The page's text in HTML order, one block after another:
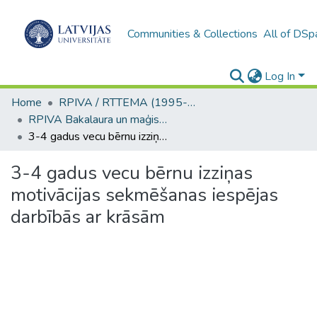
Communities & Collections All of
Log In
Home
RPIVA / RTTEMA (1995-2016)
RPIVA Bakalaura un maģistra darbi / RTTEMA Bachelor's and Master's theses (1995-2017)
3-4 gadus vecu bērnu izziņas motivācijas sekmēšanas iespējas darbībās ar krāsām
3-4 gadus vecu bērnu izziņas
motivācijas sekmēšanas iespējas
darbībās ar krāsām